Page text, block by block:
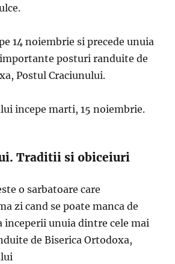
14 noiembrie si precede unuia
posturi randuite de
Postul Craciunului.
incepe marti, 15 noiembrie.
Traditii si obiceiuri
o sarbatoare care
zi cand se poate manca de
inceperii unuia dintre cele mai
de Biserica Ortodoxa,